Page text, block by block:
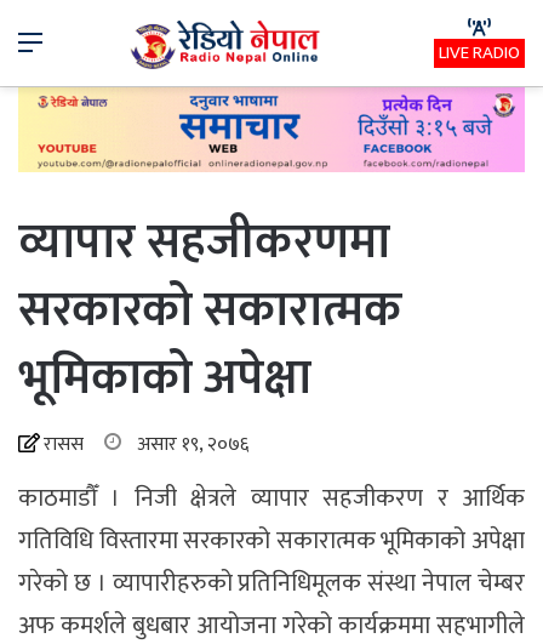
Menu LIVE RADIO
व्यापार सहजीकरणमा
सरकारको सकारात्मक
भूमिकाको अपेक्षा
रासस असार १९, २०७६
काठमाडौँ । निजी क्षेत्रले व्यापार सहजीकरण र आर्थिक
गतिविधि विस्तारमा सरकारको सकारात्मक भूमिकाको अपेक्षा
गरेको छ । व्यापारीहरुको प्रतिनिधिमूलक संस्था नेपाल चेम्बर
अफ कमर्शले बुधबार आयोजना गरेको कार्यक्रममा सहभागीले